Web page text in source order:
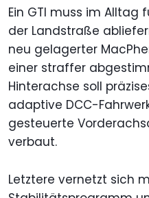
Ein GTI muss im Alltag
der Landstraße
neu gelagerter
einer straffer
Hinterachse soll
adaptive DCC-
gesteuerte
verbaut.
Letztere vernetzt sich